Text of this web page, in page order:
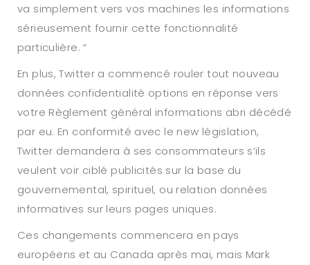
va simplement vers vos machines les informations
sérieusement fournir cette fonctionnalité
particulière. “
En plus, Twitter a commencé roulertout nouveau
données confidentialité options en réponse vers
votre Règlement général informations abri décédé
par eu. En conformité avec le new législation,
Twitter demandera à ses consommateurs s’ils
veulent voir ciblé publicités sur la base du
gouvernemental, spirituel, ou relation données
informatives sur leurs pages uniques.
Ces changements commencera en pays
européens et au Canada après mai, mais Mark